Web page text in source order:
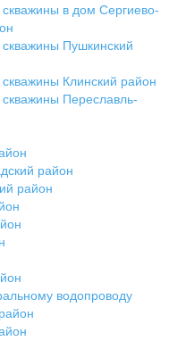
в дом Сергиево-
Пушкинский
Клинский район
Переславль-
район
район
водопроводу